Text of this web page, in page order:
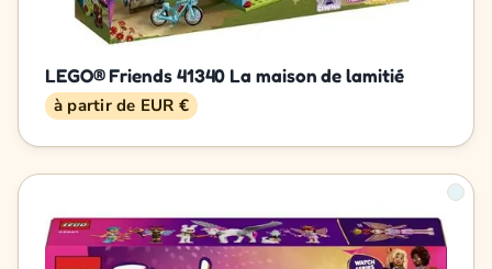
LEGO® Friends 41340 La maison de lamitié
à partir de EUR €